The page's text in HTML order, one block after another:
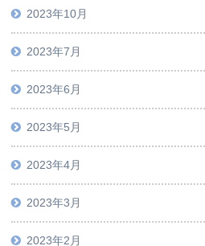
2023年10月
2023年7月
2023年6月
2023年5月
2023年4月
2023年3月
2023年2月